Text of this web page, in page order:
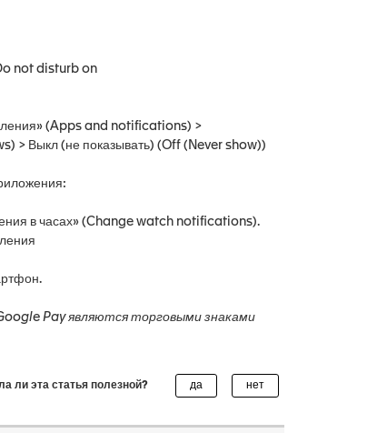
(Apps and notifications) >
> Выкл (не показывать) (Off (Never show))
в часах» (Change watch notifications).
Pay являются торговыми знаками
ли эта статья полезной?